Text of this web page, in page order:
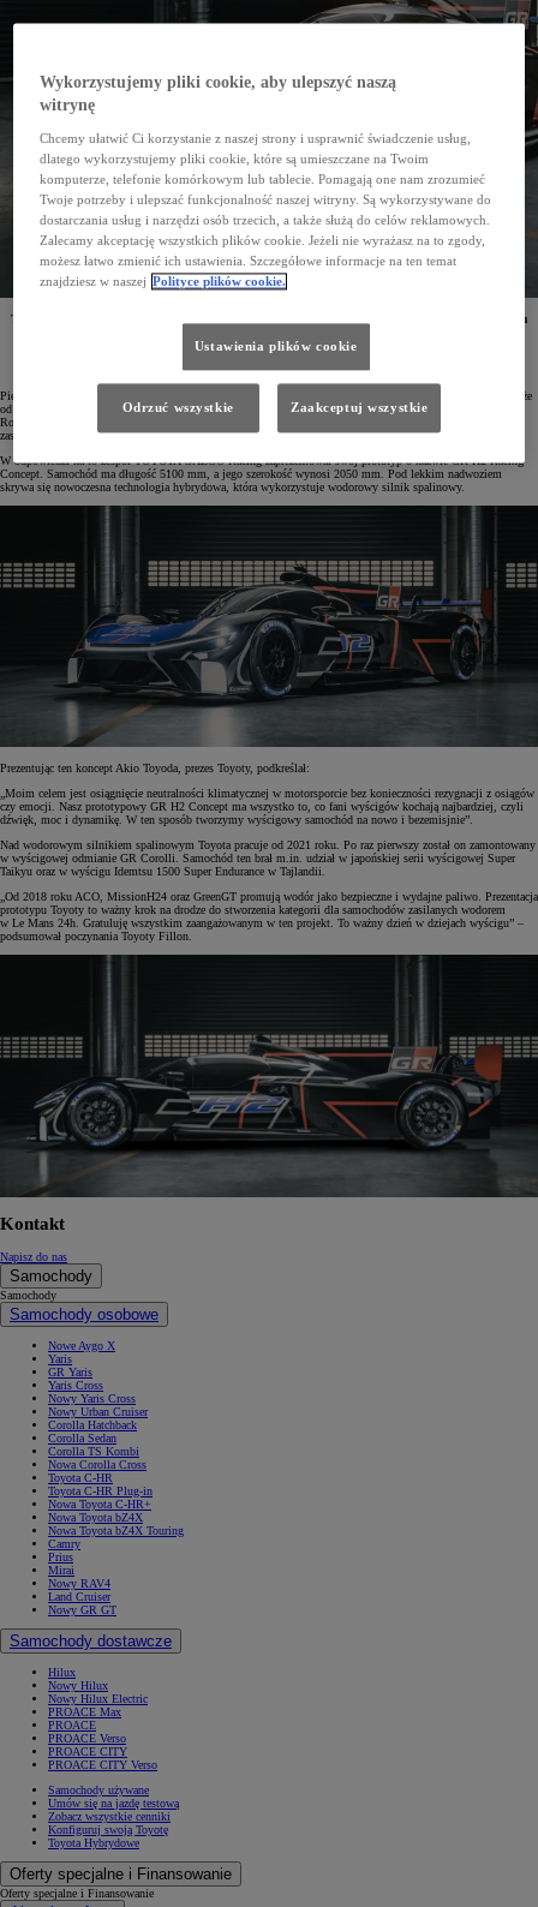
TOYOTA GAZOO Racing pokazała prototyp hybrydowego samochodu wyścigowego z wodorowym
długodystansowych, w tym w legendarnym Le Mans 24h.
Pierre Fillon, prezes Automobile Club de l'Ouest (ACO) i organizator wyścigu Le Mans 24h, zadeklarował, że
od 2030 roku samochody najwyższej kategorii w tym legendarnym wyścigu będę korzystać z wodoru.
Rozważane jest wprowadzenie technologii ogniw paliwowych albo wykorzystania silnika spalinowego
zasilanego wodorem w formie ciekłej lub gazowej.
W odpowiedzi na to zespół TOYOTA GAZOO Racing zaprezentował swój prototyp o nazwie GR H2 Racing
Concept. Samochód ma długość 5100 mm, a jego szerokość wynosi 2050 mm. Pod lekkim nadwoziem
skrywa się nowoczesna technologia hybrydowa, która wykorzystuje wodorowy silnik spalinowy.
Prezentując ten koncept Akio Toyoda, prezes Toyoty, podkreślał:
„Moim celem jest osiągnięcie neutralności klimatycznej w motorsporcie bez konieczności rezygnacji z osiągów
czy emocji. Nasz prototypowy GR H2 Concept ma wszystko to, co fani wyścigów kochają najbardziej, czyli
dźwięk, moc i dynamikę. W ten sposób tworzymy wyścigowy samochód na nowo i bezemisjnie”.
Nad wodorowym silnikiem spalinowym Toyota pracuje od 2021 roku. Po raz pierwszy został on zamontowany
w wyścigowej odmianie GR Corolli. Samochód ten brał m.in. udział w japońskiej serii wyścigowej Super
Taikyu oraz w wyścigu Idemtsu 1500 Super Endurance w Tajlandii.
„Od 2018 roku ACO, MissionH24 oraz GreenGT promują wodór jako bezpieczne i wydajne paliwo. Prezentacja
prototypu Toyoty to ważny krok na drodze do stworzenia kategorii dla samochodów zasilanych wodorem
w Le Mans 24h. Gratuluję wszystkim zaangażowanym w ten projekt. To ważny dzień w dziejach wyścigu” –
podsumował poczynania Toyoty Fillon.
Kontakt
Napisz do nas
Samochody
Samochody
Samochody osobowe
Nowe Aygo X
Yaris
GR Yaris
Yaris Cross
Nowy Yaris Cross
Nowy Urban Cruiser
Corolla Hatchback
Corolla Sedan
Corolla TS Kombi
Nowa Corolla Cross
Toyota C-HR
Toyota C-HR Plug-in
Nowa Toyota C-HR+
Nowa Toyota bZ4X
Nowa Toyota bZ4X Touring
Camry
Prius
Mirai
Nowy RAV4
Land Cruiser
Nowy GR GT
Samochody dostawcze
Hilux
Nowy Hilux
Nowy Hilux Electric
PROACE Max
PROACE
PROACE Verso
PROACE CITY
PROACE CITY Verso
Samochody używane
Umów się na jazdę testową
Zobacz wszystkie cenniki
Konfiguruj swoją Toyotę
Toyota Hybrydowe
Oferty specjalne i Finansowanie
Oferty specjalne i Finansowanie
Wykorzystujemy pliki cookie, aby ulepszyć naszą
witrynę
Chcemy ułatwić Ci korzystanie z naszej strony i usprawnić świadczenie usług,
dlatego wykorzystujemy pliki cookie, które są umieszczane na Twoim
komputerze, telefonie komórkowym lub tablecie. Pomagają one nam zrozumieć
Twoje potrzeby i ulepszać funkcjonalność naszej witryny. Są wykorzystywane do
dostarczania usług i narzędzi osób trzecich, a także służą do celów reklamowych.
Zalecamy akceptację wszystkich plików cookie. Jeżeli nie wyrażasz na to zgody,
możesz łatwo zmienić ich ustawienia. Szczegółowe informacje na ten temat
znajdziesz w naszej Polityce plików cookie.
Ustawienia plików cookie
Odrzuć wszystkie Zaakceptuj wszystkie